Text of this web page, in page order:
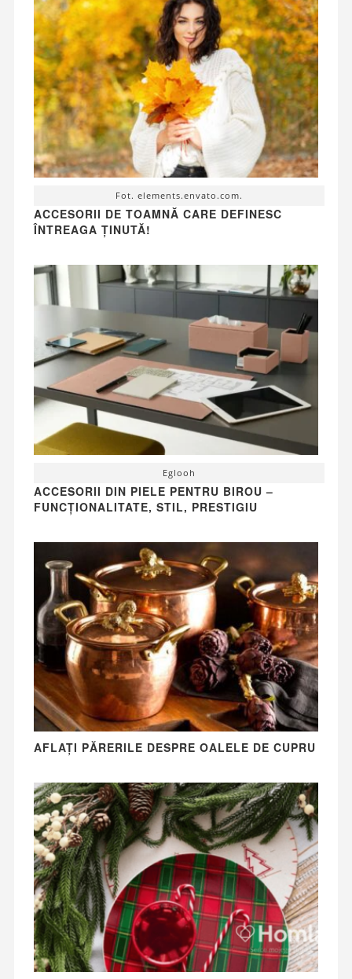
Fot. elements.envato.com.
ACCESORII DE TOAMNĂ CARE DEFINESC
ÎNTREAGA ȚINUTĂ!
Eglooh
ACCESORII DIN PIELE PENTRU BIROU –
FUNCȚIONALITATE, STIL, PRESTIGIU
AFLAȚI PĂRERILE DESPRE OALELE DE CUPRU